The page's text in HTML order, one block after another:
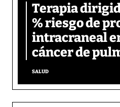
Terapia
% riesgo de
intracraneal
cáncer de
SALUD